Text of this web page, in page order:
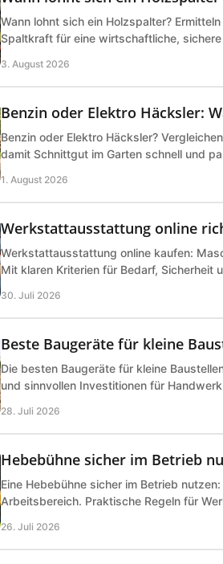
Wann lohnt sich ein Holzspalter?
Spaltkraft für eine wirtschaftliche,
3. August 2026
Benzin oder Elektro Häcksler:
Benzin oder Elektro Häcksler?
damit Schnittgut im Garten schnell und
1. August 2026
Werkstattausstattung online
Werkstattausstattung online kaufen:
Mit klaren Kriterien für Bedarf, Sicherheit
30. Juli 2026
Beste Baugeräte für kleine
Die besten Baugeräte für kleine
und sinnvollen Investitionen für
28. Juli 2026
Hebebühne sicher im Betrieb
Eine Hebebühne sicher im Betrieb
Arbeitsbereich. Praktische Regeln für
26. Juli 2026